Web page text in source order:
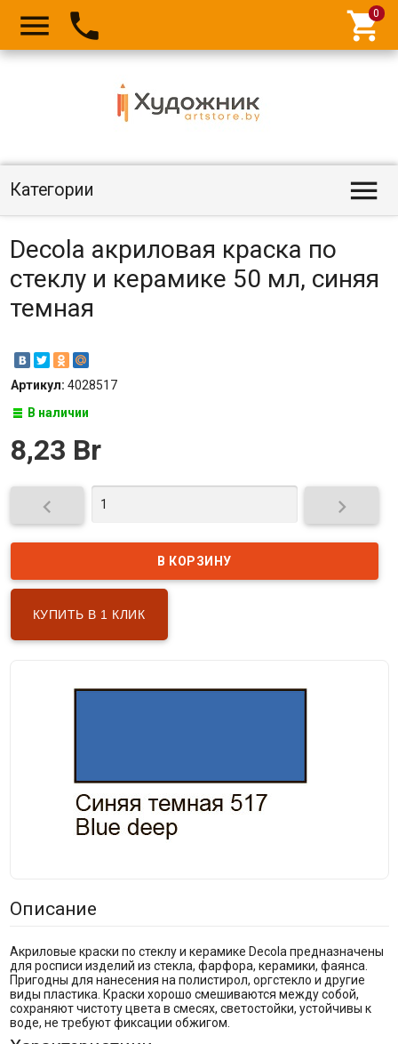
  
Категории 
Decola акриловая краска по
стеклу и керамике 50 мл, синяя
темная
Артикул: 4028517
В наличии
8,23 Br
 
КУПИТЬ В 1 КЛИК
Описание
Акриловые краски по стеклу и керамике Decola предназначены
для росписи изделий из стекла, фарфора, керамики, фаянса.
Пригодны для нанесения на полистирол, оргстекло и другие
виды пластика. Краски хорошо смешиваются между собой,
сохраняют чистоту цвета в смесях, светостойки, устойчивы к
воде, не требуют фиксации обжигом.